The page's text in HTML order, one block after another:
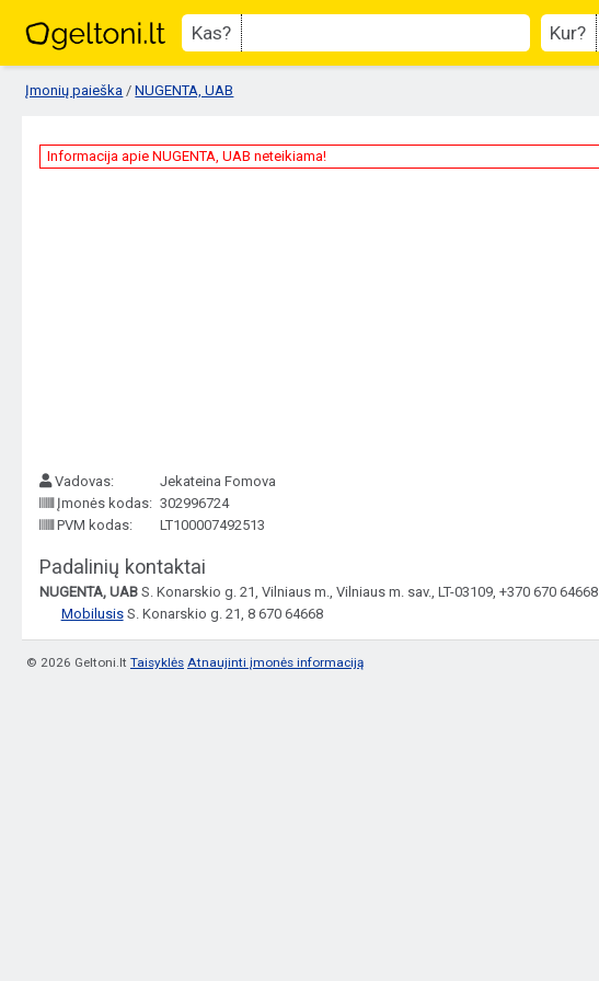
Kas? Kur?
Įmonių paieška /NUGENTA, UAB
Informacija apie NUGENTA, UAB neteikiama!
Vadovas:
Jekateina Fomova
Įmonės kodas: 302996724
PVM kodas:
LT100007492513
Padalinių kontaktai
NUGENTA, UABS. Konarskio g. 21, Vilniaus m., Vilniaus m. sav., LT-03109, +370 670 64668
MobilusisS. Konarskio g. 21, 8 670 64668
© 2026 Geltoni.lt Taisyklės Atnaujinti įmonės informaciją